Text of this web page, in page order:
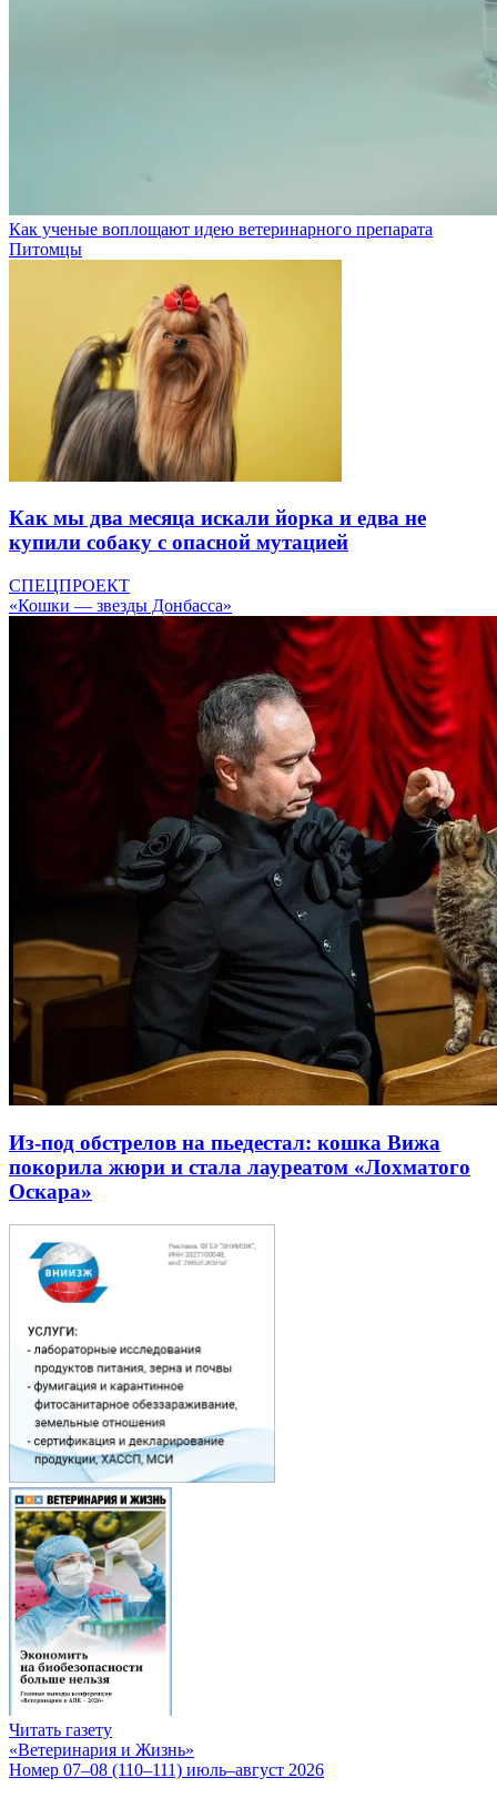
Как ученые воплощают идею ветеринарного препарата
Питомцы
Как мы два месяца искали йорка и едва не
купили собаку с опасной мутацией
СПЕЦПРОЕКТ
«Кошки — звезды Донбасса»
Из-под обстрелов на пьедестал: кошка Вижа
покорила жюри и стала лауреатом «Лохматого
Оскара»
Читать газету
«Ветеринария и Жизнь»
Номер 07–08 (110–111) июль–август 2026